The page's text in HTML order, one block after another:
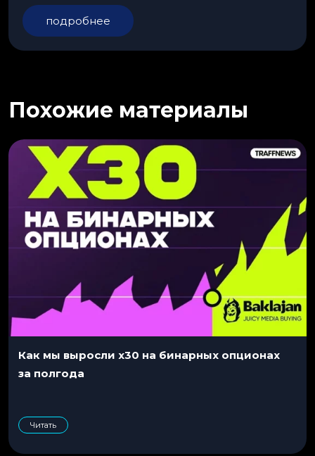
подробнее
Похожие материалы
Как мы выросли x30 на бинарных опционах
за полгода
Читать